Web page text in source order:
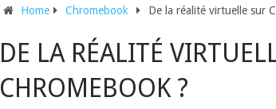
Home Chromebook De la réalité virtuelle sur
DE LA RÉALITÉ
CHROMEBOOK ?